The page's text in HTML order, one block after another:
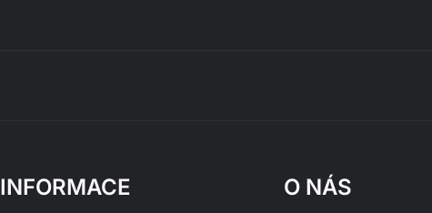
INFORMACE O NÁS